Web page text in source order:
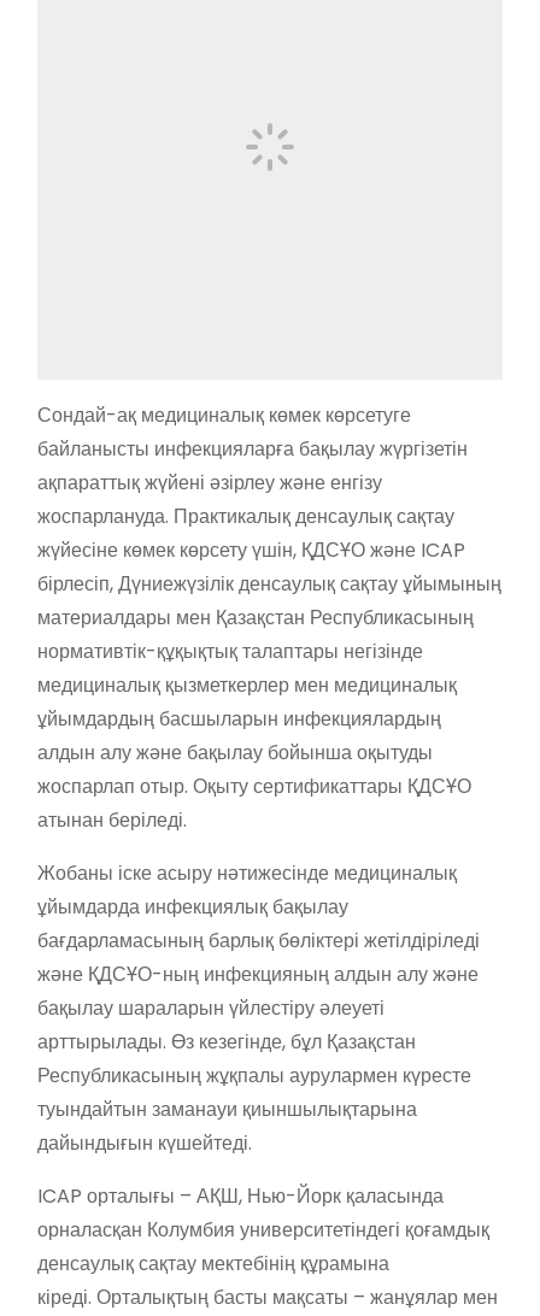
Сондай-ақ медициналық көмек көрсетуге
байланысты инфекцияларға бақылау жүргізетін
ақпараттық жүйені әзірлеу және енгізу
жоспарлануда. Практикалық денсаулық сақтау
жүйесіне көмек көрсету үшін, ҚДСҰО және ICAP
бірлесіп, Дүниежүзілік денсаулық сақтау ұйымының
материалдары мен Қазақстан Республикасының
нормативтік-құқықтық талаптары негізінде
медициналық қызметкерлер мен медициналық
ұйымдардың басшыларын инфекциялардың
алдын алу және бақылау бойынша оқытуды
жоспарлап отыр. Оқыту сертификаттары ҚДСҰО
атынан беріледі.
Жобаны іске асыру нәтижесінде медициналық
ұйымдарда инфекциялық бақылау
бағдарламасының барлық бөліктері жетілдіріледі
және ҚДСҰО-ның инфекцияның алдын алу және
бақылау шараларын үйлестіру әлеуеті
арттырылады. Өз кезегінде, бұл Қазақстан
Республикасының жұқпалы аурулармен күресте
туындайтын заманауи қиыншылықтарына
дайындығын күшейтеді.
ICAP орталығы – АҚШ, Нью-Йорк қаласында
орналасқан Колумбия университетіндегі қоғамдық
денсаулық сақтау мектебінің құрамына
кіреді. Орталықтың басты мақсаты – жанұялар мен